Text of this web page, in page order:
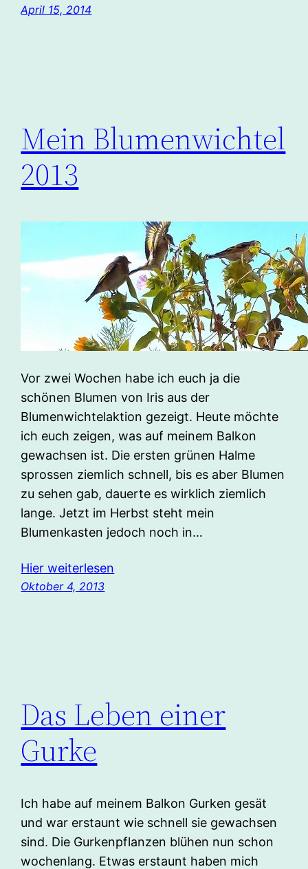
April 15, 2014
Mein Blumenwichtel
2013
Vor zwei Wochen habe ich euch ja die
schönen Blumen von Iris aus der
Blumenwichtelaktion gezeigt. Heute möchte
ich euch zeigen, was auf meinem Balkon
gewachsen ist. Die ersten grünen Halme
sprossen ziemlich schnell, bis es aber Blumen
zu sehen gab, dauerte es wirklich ziemlich
lange. Jetzt im Herbst steht mein
Blumenkasten jedoch noch in…
Hier weiterlesen
Oktober 4, 2013
Das Leben einer
Gurke
Ich habe auf meinem Balkon Gurken gesät
und war erstaunt wie schnell sie gewachsen
sind. Die Gurkenpflanzen blühen nun schon
wochenlang. Etwas erstaunt haben mich